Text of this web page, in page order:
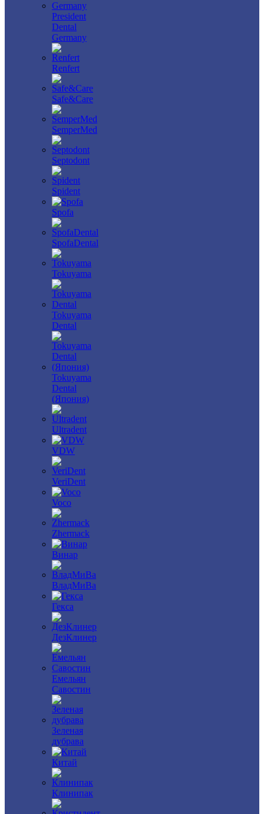
President
Dental
Germany
Renfert
Safe&Care
SemperMed
Septodont
Spident
Spofa
SpofaDental
Tokuyama
Tokuyama
Dental
Tokuyama
Dental
(Япония)
Ultradent
VDW
VeriDent
Voco
Zhermack
Винар
ВладМиВа
Гекса
ДезКлинер
Емельян
Савостин
Зеленая
дубрава
Китай
Клинипак